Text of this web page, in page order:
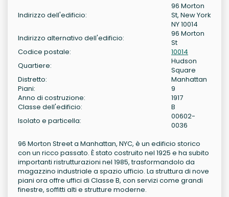
Indirizzo dell'edificio:
96 Morton
St, New York
NY 10014
Indirizzo alternativo dell'edificio:
96 Morton
St
Codice postale:
10014
Quartiere:
Hudson
Square
Distretto:
Manhattan
Piani:
9
Anno di costruzione:
1917
Classe dell'edificio:
B
Isolato e particella:
00602-
0036
96 Morton Street a Manhattan, NYC, è un edificio storico
con un ricco passato. È stato costruito nel 1925 e ha subito
importanti ristrutturazioni nel 1985, trasformandolo da
magazzino industriale a spazio ufficio. La struttura di nove
piani ora offre uffici di Classe B, con servizi come grandi
finestre, soffitti alti e strutture moderne.